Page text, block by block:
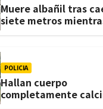
Muere albañil tras
siete metros
POLICIA
Hallan cuerpo
completamente